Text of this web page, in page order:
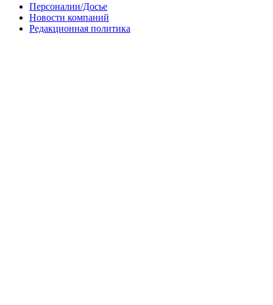
Персоналии/Досье
Новости компаний
Редакционная политика